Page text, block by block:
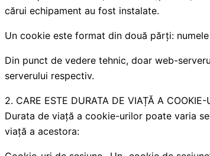
cărui echipament au fost instalate.
Un cookie este format din două părți:
Din punct de vedere tehnic, doar web-
serverului respectiv.
2. CARE ESTE DURATA DE VIAȚĂ A COOKIE-
Durata de viață a cookie-urilor poate varia
viață a acestora: